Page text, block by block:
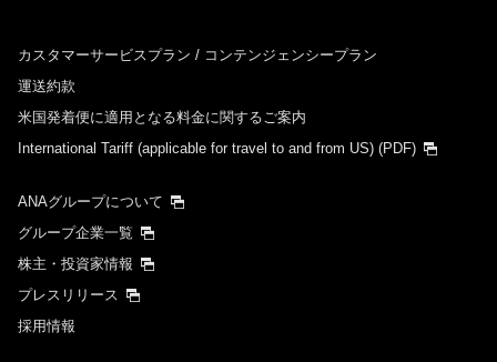
カスタマーサービスプラン / コンテンジェンシープラン
運送約款
米国発着便に適用となる料金に関するご案内
International Tariff (applicable for travel to and from US) (PDF)
ANAグループについて
グループ企業一覧
株主・投資家情報
プレスリリース
採用情報